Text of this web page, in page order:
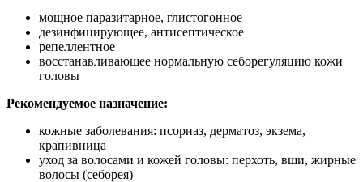
мощное паразитарное, глистогонное
дезинфицирующее, антисептическое
репеллентное
восстанавливающее нормальную себорегуляцию кожи
головы
Рекомендуемое назначение:
кожные заболевания: псориаз, дерматоз, экзема,
крапивница
уход за волосами и кожей головы: перхоть, вши, жирные
волосы (себорея)